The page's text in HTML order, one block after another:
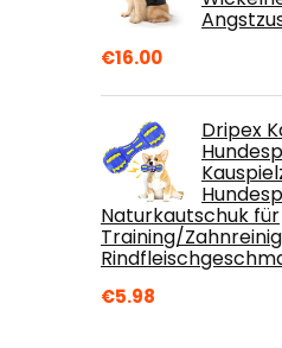
€16.00
Dripex
Naturkautschuk für
Training/
€5.98